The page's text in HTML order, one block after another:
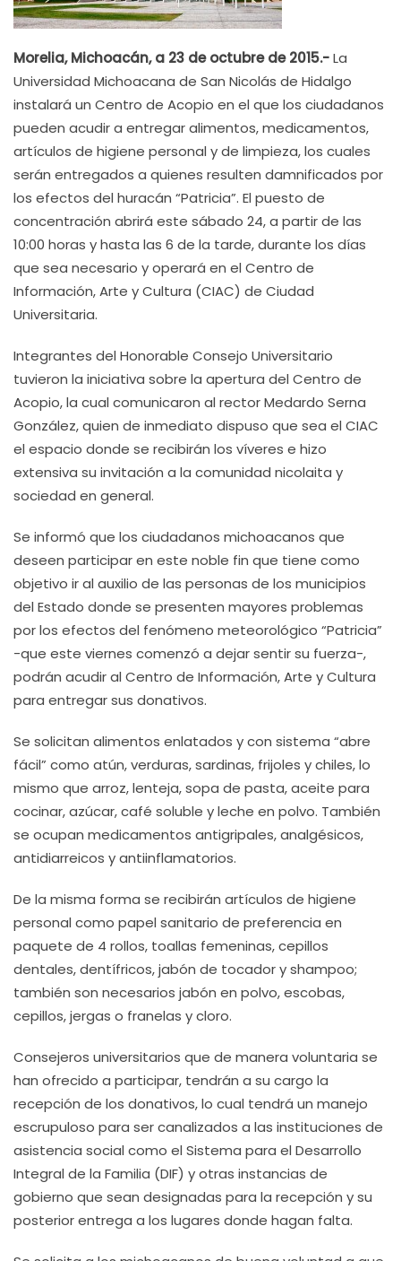
Morelia, Michoacán, a 23 de octubre de 2015.-La
Universidad Michoacana de San Nicolás de Hidalgo
instalará un Centro de Acopio en el que los ciudadanos
pueden acudir a entregar alimentos, medicamentos,
artículos de higiene personal y de limpieza, los cuales
serán entregados a quienes resulten damnificados por
los efectos del huracán “Patricia”. El puesto de
concentración abrirá este sábado 24, a partir de las
10:00 horas y hasta las 6 de la tarde, durante los días
que sea necesario y operará en el Centro de
Información, Arte y Cultura (CIAC) de Ciudad
Universitaria.
Integrantes del Honorable Consejo Universitario
tuvieron la iniciativa sobre la apertura del Centro de
Acopio, la cual comunicaron al rector Medardo Serna
González, quien de inmediato dispuso que sea el CIAC
el espacio donde se recibirán los víveres e hizo
extensiva su invitación a la comunidad nicolaita y
sociedad en general.
Se informó que los ciudadanos michoacanos que
deseen participar en este noble fin que tiene como
objetivo ir al auxilio de las personas de los municipios
del Estado donde se presenten mayores problemas
por los efectos del fenómeno meteorológico “Patricia”
-que este viernes comenzó a dejar sentir su fuerza-,
podrán acudir al Centro de Información, Arte y Cultura
para entregar sus donativos.
Se solicitan alimentos enlatados y con sistema “abre
fácil” como atún, verduras, sardinas, frijoles y chiles, lo
mismo que arroz, lenteja, sopa de pasta, aceite para
cocinar, azúcar, café soluble y leche en polvo. También
se ocupan medicamentos antigripales, analgésicos,
antidiarreicos y antiinflamatorios.
De la misma forma se recibirán artículos de higiene
personal como papel sanitario de preferencia en
paquete de 4 rollos, toallas femeninas, cepillos
dentales, dentífricos, jabón de tocador y shampoo;
también son necesarios jabón en polvo, escobas,
cepillos, jergas o franelas y cloro.
Consejeros universitarios que de manera voluntaria se
han ofrecido a participar, tendrán a su cargo la
recepción de los donativos, lo cual tendrá un manejo
escrupuloso para ser canalizados a las instituciones de
asistencia social como el Sistema para el Desarrollo
Integral de la Familia (DIF) y otras instancias de
gobierno que sean designadas para la recepción y su
posterior entrega a los lugares donde hagan falta.